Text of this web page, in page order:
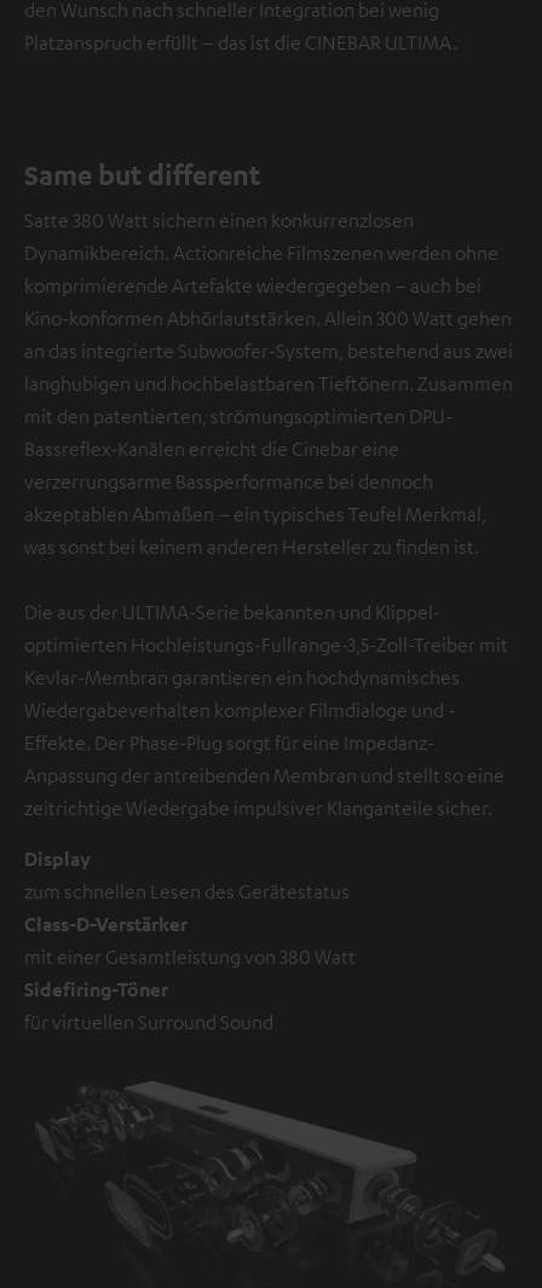
den Wunsch nach schneller Integration bei wenig
Platzanspruch erfüllt – das ist die CINEBAR ULTIMA.
Same but different
Satte 380 Watt sichern einen konkurrenzlosen
Dynamikbereich. Actionreiche Filmszenen werden ohne
komprimierende Artefakte wiedergegeben – auch bei
Kino-konformen Abhörlautstärken. Allein 300 Watt gehen
an das integrierte Subwoofer-System, bestehend aus zwei
langhubigen und hochbelastbaren Tieftönern. Zusammen
mit den patentierten, strömungsoptimierten DPU-
Bassreflex-Kanälen erreicht die Cinebar eine
verzerrungsarme Bassperformance bei dennoch
akzeptablen Abmaßen – ein typisches Teufel Merkmal,
was sonst bei keinem anderen Hersteller zu finden ist.
Die aus der ULTIMA-Serie bekannten und Klippel-
optimierten Hochleistungs-Fullrange-3,5-Zoll-Treiber mit
Kevlar-Membran garantieren ein hochdynamisches
Wiedergabeverhalten komplexer Filmdialoge und -
Effekte. Der Phase-Plug sorgt für eine Impedanz-
Anpassung der antreibenden Membran und stellt so eine
zeitrichtige Wiedergabe impulsiver Klanganteile sicher.
Display
zum schnellen Lesen des Gerätestatus
Class-D-Verstärker
mit einer Gesamtleistung von 380 Watt
Sidefiring-Töner
für virtuellen Surround Sound